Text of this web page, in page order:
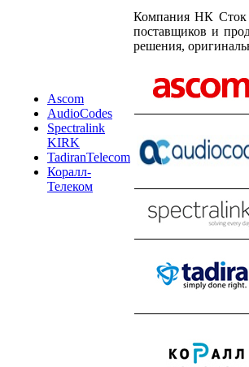
Ascom
AudioCodes
Spectralink
KIRK
TadiranTelecom
Коралл-
Телеком
Компания НК Сток
поставщиков и
решения,